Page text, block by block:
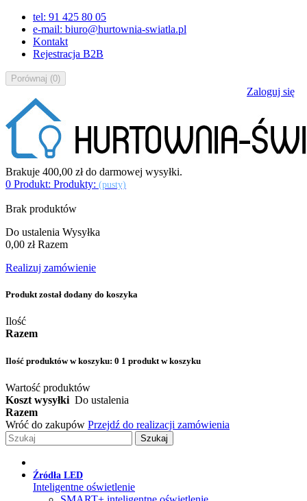
tel: 91 425 80 05
e-mail: biuro@hurtownia-swiatla.pl
Kontakt
Rejestracja B2B
Porównaj (0)
Zaloguj się
Brakuje 400,00 złdo darmowej wysyłki.
0 Produkt: Produkty: (pusty)
Brak produktów
Do ustalenia Wysyłka
0,00 zł Razem
Realizuj zamówienie
Produkt został dodany do koszyka
Ilość
Razem
Ilość produktów w koszyku: 0 1 produkt w koszyku
Wartość produktów
Koszt wysyłki Do ustalenia
Razem
Wróć do zakupów Przejdź do realizacji zamówienia
Szukaj
Źródła LED
Inteligentne oświetlenie